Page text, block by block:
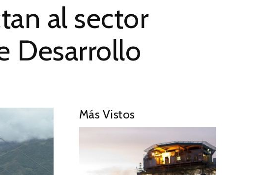
al sector
Desarrollo
Más Vistos